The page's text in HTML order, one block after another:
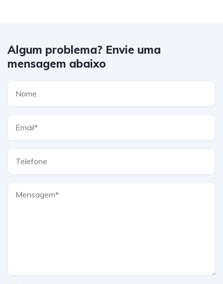
Algum problema? Envie uma
mensagem abaixo